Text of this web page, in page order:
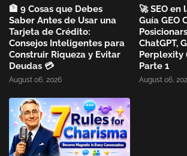
🏦 9 Cosas que Debes
Saber Antes de Usar una
Tarjeta de Crédito:
Consejos Inteligentes para
Construir Riqueza y Evitar
Deudas 💳
August 06, 2026
🚀 SEO en
Guía GEO
ChatGPT,
Perplexity
Parte 1
August 06,